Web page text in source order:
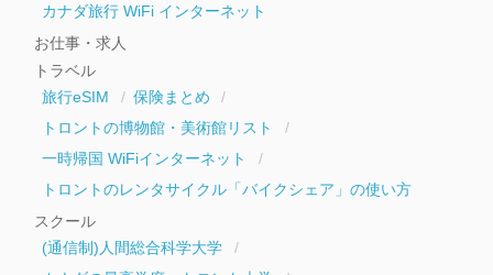
カナダ旅行 WiFi インターネット
お仕事・求人
トラベル
旅行eSIM
保険まとめ
トロントの博物館・美術館リスト
一時帰国 WiFiインターネット
トロントのレンタサイクル「バイクシェア」の使い方
スクール
(通信制)人間総合科学大学